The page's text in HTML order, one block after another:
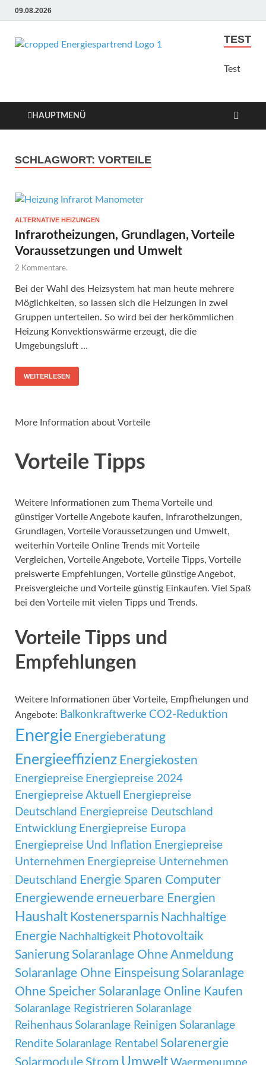
09.08.2026
Energie
Angebote sindt der Trend
TEST
Test
HAUPTMENÜ
SCHLAGWORT: VORTEILE
ALTERNATIVE HEIZUNGEN
Infrarotheizungen, Grundlagen, Vorteile
Voraussetzungen und Umwelt
2 Kommentare.
Bei der Wahl des Heizsystem hat man heute mehrere
Möglichkeiten, so lassen sich die Heizungen in zwei
Gruppen unterteilen. So wird bei der herkömmlichen
Heizung Konvektionswärme erzeugt, die die
Umgebungsluft …
WEITERLESEN
More Information about Vorteile
Vorteile Tipps
Weitere Informationen zum Thema Vorteile und
günstiger Vorteile Angebote kaufen, Infrarotheizungen,
Grundlagen, Vorteile Voraussetzungen und Umwelt,
weiterhin Vorteile Online Trends mit Vorteile
Vergleichen, Vorteile Angebote, Vorteile Tipps, Vorteile
preiswerte Empfehlungen, Vorteile günstige Angebot,
Preisvergleiche und Vorteile günstig Einkaufen. Viel Spaß
bei den Vorteile mit vielen Tipps und Trends.
Vorteile Tipps und
Empfehlungen
Weitere Informationen über Vorteile, Empfhelungen und
Angebote: Balkonkraftwerke CO2-Reduktion
Energie Energieberatung
Energieeffizienz Energiekosten
Energiepreise Energiepreise 2024
Energiepreise Aktuell
Energiepreise
Deutschland Energiepreise Deutschland
Entwicklung Energiepreise Europa
Energiepreise Und Inflation Energiepreise
Unternehmen Energiepreise Unternehmen
Deutschland Energie Sparen Computer
Energiewende erneuerbare Energien
Haushalt Kostenersparnis Nachhaltige
Energie Nachhaltigkeit Photovoltaik
Sanierung Solaranlage Ohne Anmeldung
Solaranlage Ohne Einspeisung Solaranlage
Ohne Speicher Solaranlage Online Kaufen
Solaranlage Registrieren Solaranlage
Reihenhaus Solaranlage Reinigen Solaranlage
Rendite Solaranlage Rentabel Solarenergie
Solarmodule Strom Umwelt